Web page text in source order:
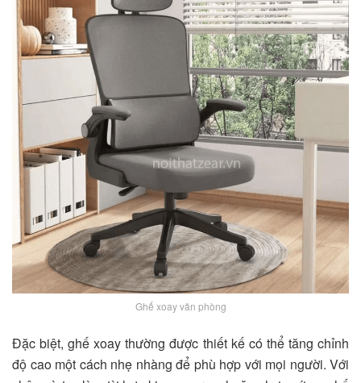
Ghế xoay văn phòng
Đặc biệt, ghế xoay thường được thiết kế có thể tăng chỉnh
độ cao một cách nhẹ nhàng để phù hợp với mọi người. Với